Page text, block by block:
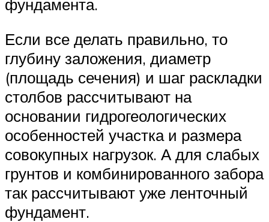
фундамента.
Если все делать правильно, то
глубину заложения, диаметр
(площадь сечения) и шаг раскладки
столбов рассчитывают на
основании гидрогеологических
особенностей участка и размера
совокупных нагрузок. А для слабых
грунтов и комбинированного забора
так рассчитывают уже ленточный
фундамент.